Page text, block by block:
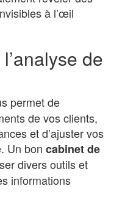
à l’œil
de
permet de
de vos clients,
et d’ajuster vos
Un bon cabinet de
divers outils et
informations